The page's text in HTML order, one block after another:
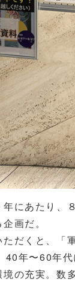
にあたり、
画だ。
だくと、
年〜60年
の充実。